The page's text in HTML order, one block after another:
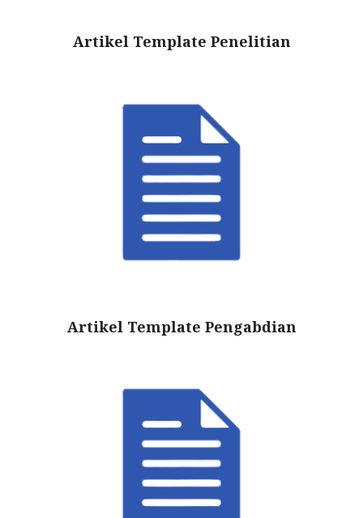
Artikel Template Penelitian
Artikel Template Pengabdian